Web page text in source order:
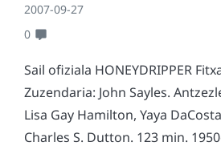
2007-09-27
0
Sail ofiziala HONEYDRIPPER
Zuzendaria: John Sayles.
Lisa Gay Hamilton, Yaya
Charles S. Dutton. 123 min.